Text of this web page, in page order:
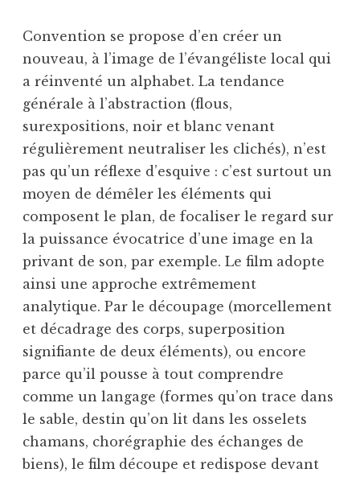
Convention se propose d’en créer un
nouveau, à l’image de l’évangéliste local qui
a réinventé un alphabet. La tendance
générale à l’abstraction (flous,
surexpositions, noir et blanc venant
régulièrement neutraliser les clichés), n’est
pas qu’un réflexe d’esquive : c’est surtout un
moyen de démêler les éléments qui
composent le plan, de focaliser le regard sur
la puissance évocatrice d’une image en la
privant de son, par exemple. Le film adopte
ainsi une approche extrêmement
analytique. Par le découpage (morcellement
et décadrage des corps, superposition
signifiante de deux éléments), ou encore
parce qu’il pousse à tout comprendre
comme un langage (formes qu’on trace dans
le sable, destin qu’on lit dans les osselets
chamans, chorégraphie des échanges de
biens), le film découpe et redispose devant